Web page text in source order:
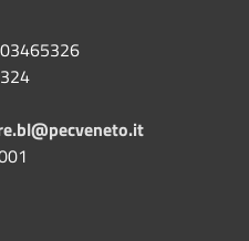
326